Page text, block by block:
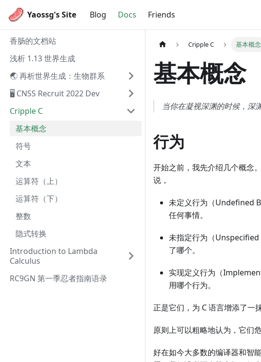
Yaossg's Site Blog Docs Friends
香肠的文档站
浅析 1.13 世界生成
🌏 再析世界生成：生物群系
🖥️ CNSS Recruit 2022 Dev
Cripple C
基本概念
符号
文本
运算符（上）
运算符（下）
整数
隐式转换
Introduction to Lambda
Calculus
RC9GN 第一季忍者指南语录
Cripple C 基本概念
基本概念
当你在凝视深渊的时候，
行为
开始之前，我先介绍几个概念
说，
未定义行为（Undefined
任何事情。
未指定行为（
了哪个。
实现定义行为（
用哪个行为。
正是它们，为 C 语言增添了一
原则上可以粗略地认为，它们
好在如今大多数的编译器和智